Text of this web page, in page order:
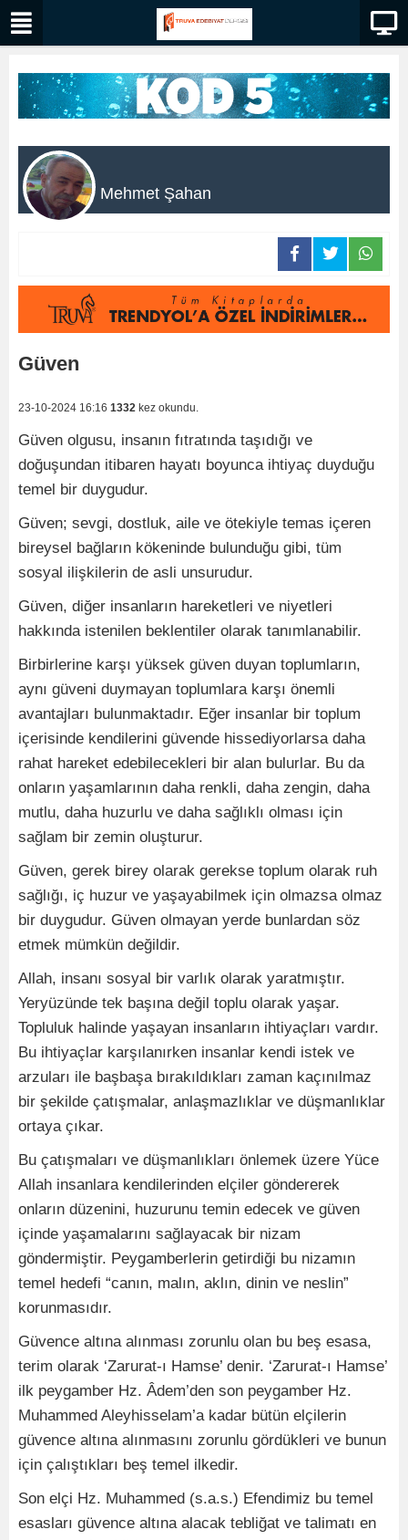
Mehmet Şahan
Güven
23-10-2024 16:16 1332 kez okundu.
Güven olgusu, insanın fıtratında taşıdığı ve
doğuşundan itibaren hayatı boyunca ihtiyaç duyduğu
temel bir duygudur.
Güven; sevgi, dostluk, aile ve ötekiyle temas içeren
bireysel bağların kökeninde bulunduğu gibi, tüm
sosyal ilişkilerin de asli unsurudur.
Güven, diğer insanların hareketleri ve niyetleri
hakkında istenilen beklentiler olarak tanımlanabilir.
Birbirlerine karşı yüksek güven duyan toplumların,
aynı güveni duymayan toplumlara karşı önemli
avantajları bulunmaktadır. Eğer insanlar bir toplum
içerisinde kendilerini güvende hissediyorlarsa daha
rahat hareket edebilecekleri bir alan bulurlar. Bu da
onların yaşamlarının daha renkli, daha zengin, daha
mutlu, daha huzurlu ve daha sağlıklı olması için
sağlam bir zemin oluşturur.
Güven, gerek birey olarak gerekse toplum olarak ruh
sağlığı, iç huzur ve yaşayabilmek için olmazsa olmaz
bir duygudur. Güven olmayan yerde bunlardan söz
etmek mümkün değildir.
Allah, insanı sosyal bir varlık olarak yaratmıştır.
Yeryüzünde tek başına değil toplu olarak yaşar.
Topluluk halinde yaşayan insanların ihtiyaçları vardır.
Bu ihtiyaçlar karşılanırken insanlar kendi istek ve
arzuları ile başbaşa bırakıldıkları zaman kaçınılmaz
bir şekilde çatışmalar, anlaşmazlıklar ve düşmanlıklar
ortaya çıkar.
Bu çatışmaları ve düşmanlıkları önlemek üzere Yüce
Allah insanlara kendilerinden elçiler göndererek
onların düzenini, huzurunu temin edecek ve güven
içinde yaşamalarını sağlayacak bir nizam
göndermiştir. Peygamberlerin getirdiği bu nizamın
temel hedefi “canın, malın, aklın, dinin ve neslin”
korunmasıdır.
Güvence altına alınması zorunlu olan bu beş esasa,
terim olarak ‘Zarurat-ı Hamse’ denir. ‘Zarurat-ı Hamse’
ilk peygamber Hz. Âdem’den son peygamber Hz.
Muhammed Aleyhisselam’a kadar bütün elçilerin
güvence altına alınmasını zorunlu gördükleri ve bunun
için çalıştıkları beş temel ilkedir.
Son elçi Hz. Muhammed (s.a.s.) Efendimiz bu temel
esasları güvence altına alacak tebliğat ve talimatı en